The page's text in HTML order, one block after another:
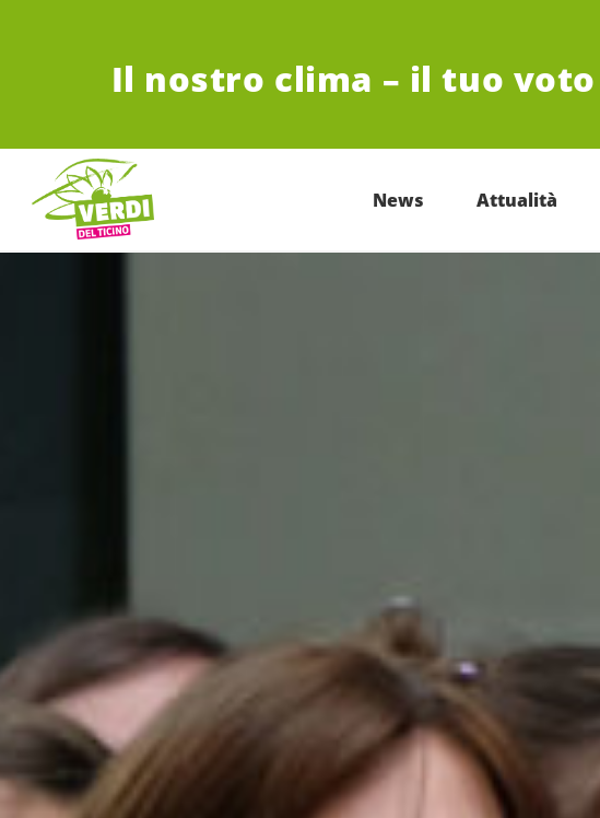
Il nostro clima – il tuo voto
News Attualità